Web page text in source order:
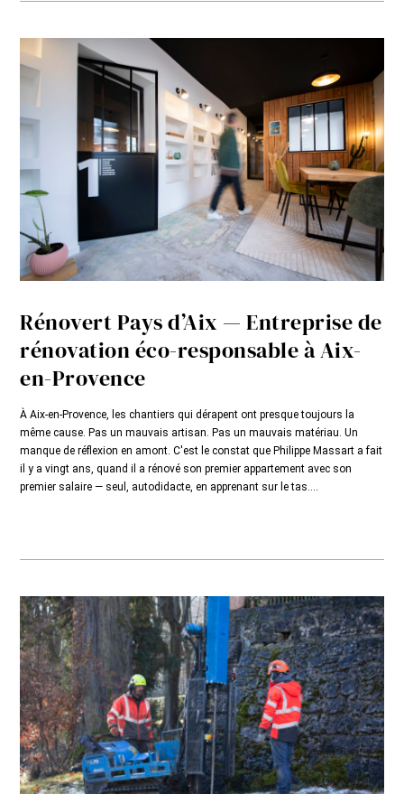
Rénovert Pays d’Aix — Entreprise de
rénovation éco-responsable à Aix-
en-Provence
À Aix-en-Provence, les chantiers qui dérapent ont presque toujours la
même cause. Pas un mauvais artisan. Pas un mauvais matériau. Un
manque de réflexion en amont. C'est le constat que Philippe Massart a fait
il y a vingt ans, quand il a rénové son premier appartement avec son
premier salaire — seul, autodidacte, en apprenant sur le tas....